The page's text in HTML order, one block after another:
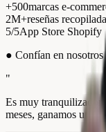
+500marcas e-
2M+reseñas
5/5App Store Shopify
● Confían en nosotros
"
Es muy tranquilizador
meses, ganamos un